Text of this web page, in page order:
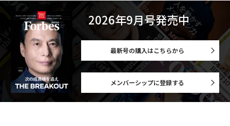
2026年9月号発売中
最新号の購入はこちらから
メンバーシップに登録する